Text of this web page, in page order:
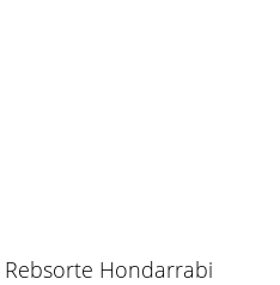
Rebsorte Hondarrabi